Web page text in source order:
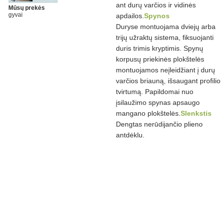
Mūsų prekės
gyvai
ant durų varčios ir vidinės
apdailos. Spynos
Duryse montuojama dviejų arba
trijų užraktų sistema, fiksuojanti
duris trimis kryptimis. Spynų
korpusų priekinės plokštelės
montuojamos neįleidžiant į durų
varčios briauną, išsaugant profilio
tvirtumą. Papildomai nuo
įsilaužimo spynas apsaugo
mangano plokštelės. Slenkstis
Dengtas nerūdijančio plieno
antdėklu.